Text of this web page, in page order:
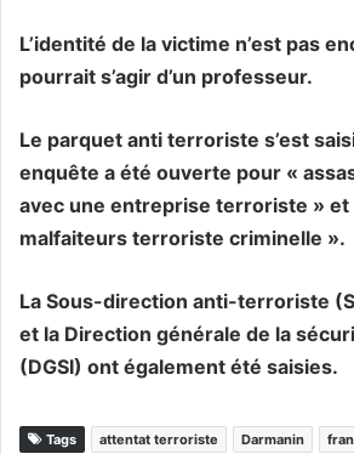
L’identité de la victime n’est pas
pourrait s’agir d’un professeur.
Le parquet anti terroriste s’est
enquête a été ouverte pour «
avec une entreprise terroriste » et
malfaiteurs terroriste criminelle ».
La Sous-direction anti-terroriste
et la Direction générale de la
(DGSI) ont également été saisies.
Tags attentat terroriste Darmanin